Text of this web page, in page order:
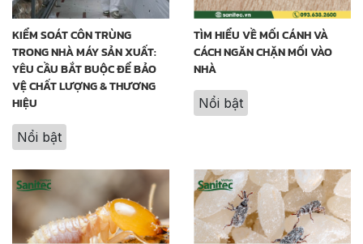
KIỂM SOÁT CÔN TRÙNG
TRONG NHÀ MÁY SẢN XUẤT:
YÊU CẦU BẮT BUỘC ĐỂ BẢO
VỆ CHẤT LƯỢNG & THƯƠNG
HIỆU
Nổi bật
TÌM HIỂU VỀ MỐI CÁNH VÀ
CÁCH NGĂN CHẶN MỐI VÀO
NHÀ
Nổi bật